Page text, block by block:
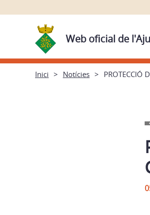
Web oficial de
Inici Notícies PROTECCIÓ